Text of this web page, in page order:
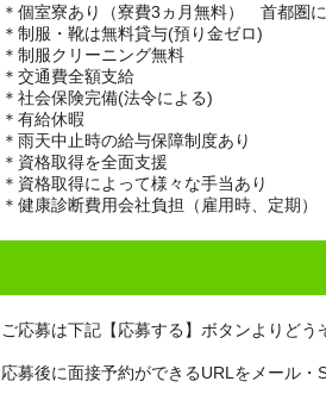
＊個室寮あり（寮費3ヵ月無料） 首都圏
＊制服・靴は無料貸与(預り金ゼロ)
＊制服クリーニング無料
＊交通費全額支給
＊社会保険完備(法令による)
＊有給休暇
＊雨天中止時の給与保障制度あり
＊資格取得を全面支援
＊資格取得によって様々な手当あり
＊健康診断費用会社負担（雇用時、定期）
ご応募は下記【応募する】ボタンよりどう
応募後に面接予約ができるURLをメール・